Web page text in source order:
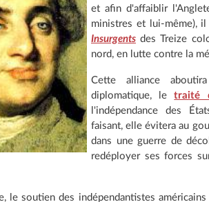
et afin d'affaiblir
ministres et lui-même),
Insurgents des Treize
nord, en lutte contre la
Cette alliance
diplomatique, letraité
l'indépendance des
faisant, elle évitera au
dans une guerre de
redéployer ses forces
le soutien des indépendantistes